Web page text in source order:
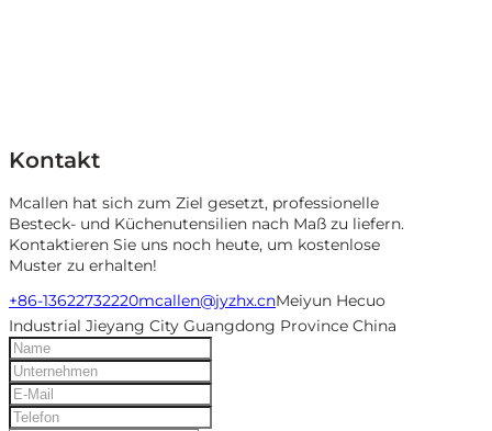
Kontakt
Mcallen hat sich zum Ziel gesetzt, professionelle
Besteck- und Küchenutensilien nach Maß zu liefern.
Kontaktieren Sie uns noch heute, um kostenlose
Muster zu erhalten!
+86-13622732220mcallen@jyzhx.cnMeiyun Hecuo
Industrial Jieyang City Guangdong Province China